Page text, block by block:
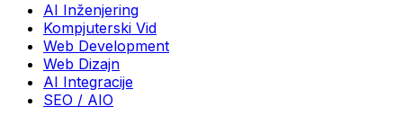
AI Inženjering
Kompjuterski Vid
Web Development
Web Dizajn
AI Integracije
SEO / AIO